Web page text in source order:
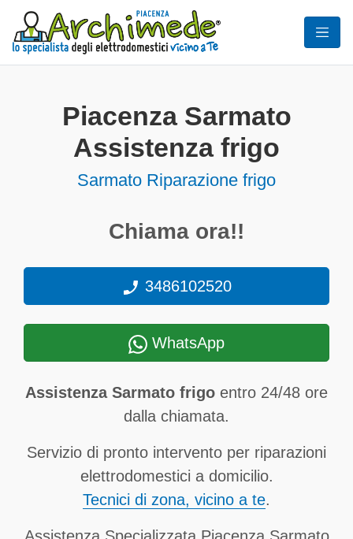
Piacenza Sarmato
Assistenza frigo
Sarmato Riparazione frigo
Chiama ora!!
3486102520
WhatsApp
Assistenza Sarmato frigo entro 24/48 ore
dalla chiamata.
Servizio di pronto intervento per riparazioni
elettrodomestici a domicilio.
Tecnici di zona, vicino a te.